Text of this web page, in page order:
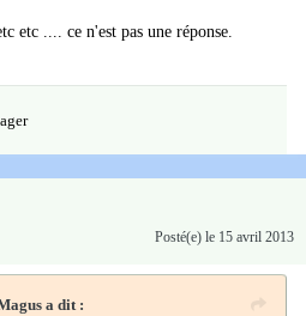
etc .... ce n'est pas une réponse.
Posté(e) le 15 avril 2013
a dit :